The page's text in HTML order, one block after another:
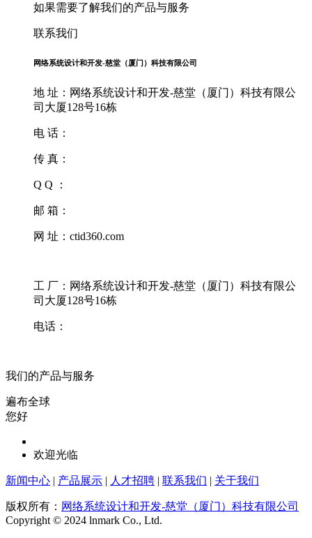
如果需要了解我们的产品与服务
联系我们
网络系统设计和开发-慈堂（厦门）科技有限公司
地 址：网络系统设计和开发-慈堂（厦门）科技有限公
司大厦128号16栋
电 话：
传 真：
Q Q ：
邮 箱：
网 址：ctid360.com
工 厂：网络系统设计和开发-慈堂（厦门）科技有限公
司大厦128号16栋
电话：
我们的产品与服务
遍布全球
您好
欢迎光临
新闻中心 | 产品展示 | 人才招聘 | 联系我们 | 关于我们
版权所有： 网络系统设计和开发-慈堂（厦门）科技有限公司
Copyright © 2024 lnmark Co., Ltd.